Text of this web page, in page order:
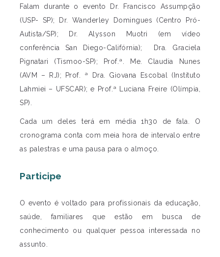
Falam durante o evento Dr. Francisco Assumpção
(USP- SP); Dr. Wanderley Domingues (Centro Pró-
Autista/SP); Dr. Alysson Muotri (em vídeo
conferência San Diego-Califórnia); Dra. Graciela
Pignatari (Tismoo-SP); Prof.ª. Me. Claudia Nunes
(AVM – RJ); Prof. ª Dra. Giovana Escobal (Instituto
Lahmiei – UFSCAR); e Prof.ª Luciana Freire (Olímpia,
SP).
Cada um deles terá em média 1h30 de fala. O
cronograma conta com meia hora de intervalo entre
as palestras e uma pausa para o almoço.
Participe
O evento é voltado para profissionais da educação,
saúde, familiares que estão em busca de
conhecimento ou qualquer pessoa interessada no
assunto.